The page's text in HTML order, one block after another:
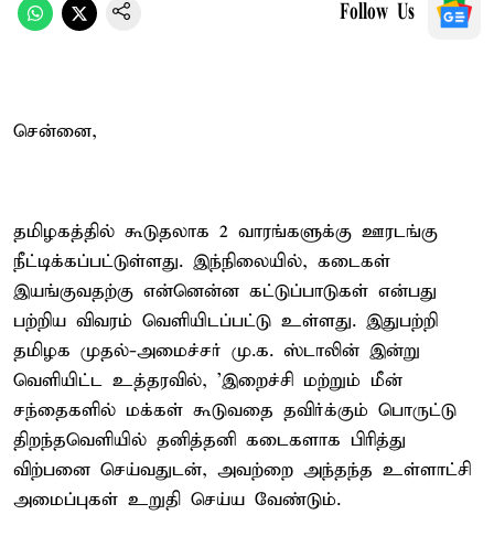
Follow Us
சென்னை,
தமிழகத்தில் கூடுதலாக 2 வாரங்களுக்கு ஊரடங்கு
நீட்டிக்கப்பட்டுள்ளது. இந்நிலையில், கடைகள்
இயங்குவதற்கு என்னென்ன கட்டுப்பாடுகள் என்பது
பற்றிய விவரம் வெளியிடப்பட்டு உள்ளது. இதுபற்றி
தமிழக முதல்-அமைச்சர் மு.க. ஸ்டாலின் இன்று
வெளியிட்ட உத்தரவில், 'இறைச்சி மற்றும் மீன்
சந்தைகளில் மக்கள் கூடுவதை தவிர்க்கும் பொருட்டு
திறந்தவெளியில் தனித்தனி கடைகளாக பிரித்து
விற்பனை செய்வதுடன், அவற்றை அந்தந்த உள்ளாட்சி
அமைப்புகள் உறுதி செய்ய வேண்டும்.